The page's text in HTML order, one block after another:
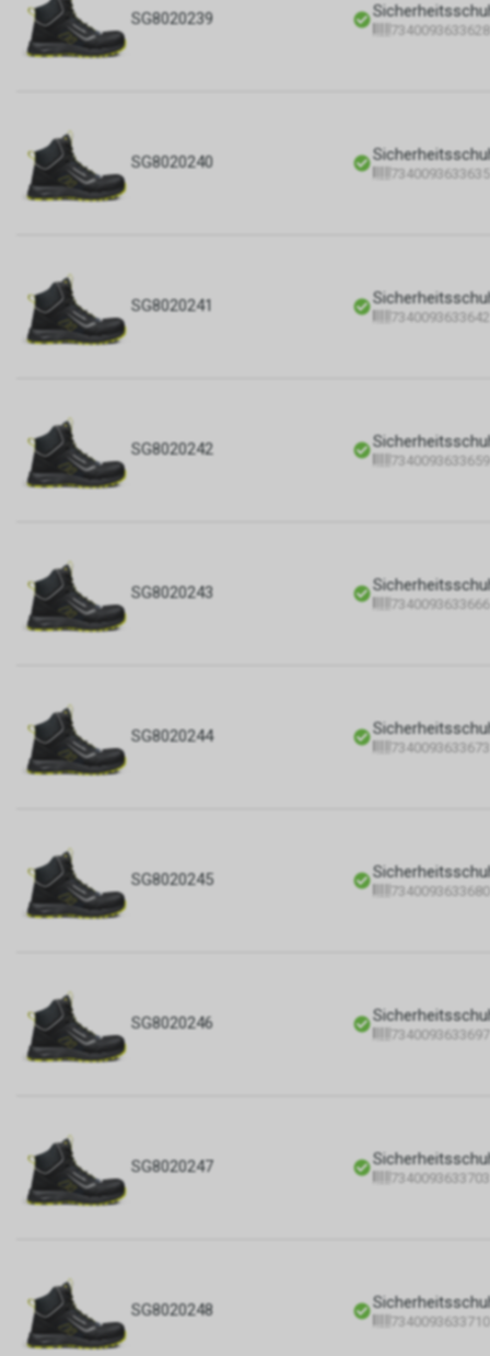
SG8020239
7340093633628
SG8020240
7340093633635
SG8020241
7340093633642
SG8020242
7340093633659
SG8020243
7340093633666
SG8020244
7340093633673
SG8020245
7340093633680
SG8020246
7340093633697
SG8020247
7340093633703
SG8020248
7340093633710